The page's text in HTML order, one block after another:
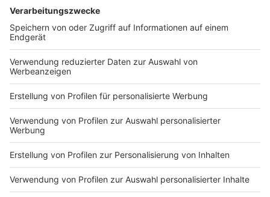
Messerkriminalität bleibt trotz leichtem Rückgang ein
49 Todesopfer
Anzeige
Sexualstraftaten gibt es fast doppelt so viele wie
noch vor sieben Jahren. Innenminister Herbert Reul
sagte uns dazu im Interview:
„Da bin ich mir ganz sicher, dass es damit